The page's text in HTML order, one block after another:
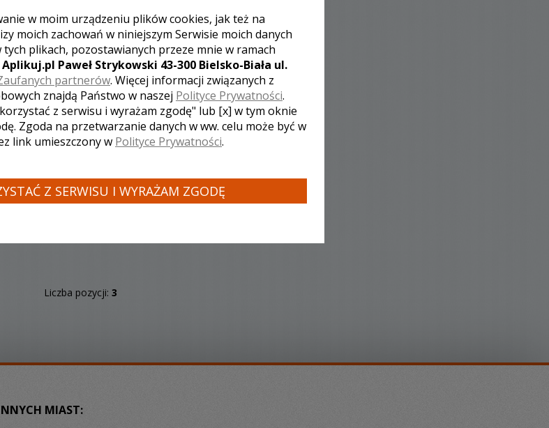
Liczba pozycji: 3
MIAST:
w moim urządzeniu plików cookies, jak też na
moich zachowań w niniejszym Serwisie moich danych
plikach, pozostawianych przeze mnie w ramach
Aplikuj.pl Paweł Strykowski 43-300 Bielsko-Biała ul.
partnerów. Więcej informacji związanych z
znajdą Państwo w naszej Polityce Prywatności.
z serwisu i wyrażam zgodę" lub [x] w tym oknie
Zgoda na przetwarzanie danych w ww. celu może być w
link umieszczony w Polityce Prywatności.
Z SERWISU I WYRAŻAM ZGODĘ